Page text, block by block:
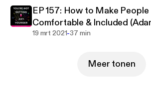
EP 157: How to Make People
Comfortable & Included
19 mrt 2021-37 min
Meer tonen